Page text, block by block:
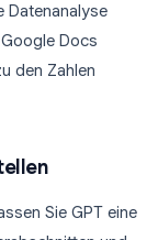
Datenanalyse
Docs
den Zahlen
Sie GPT eine